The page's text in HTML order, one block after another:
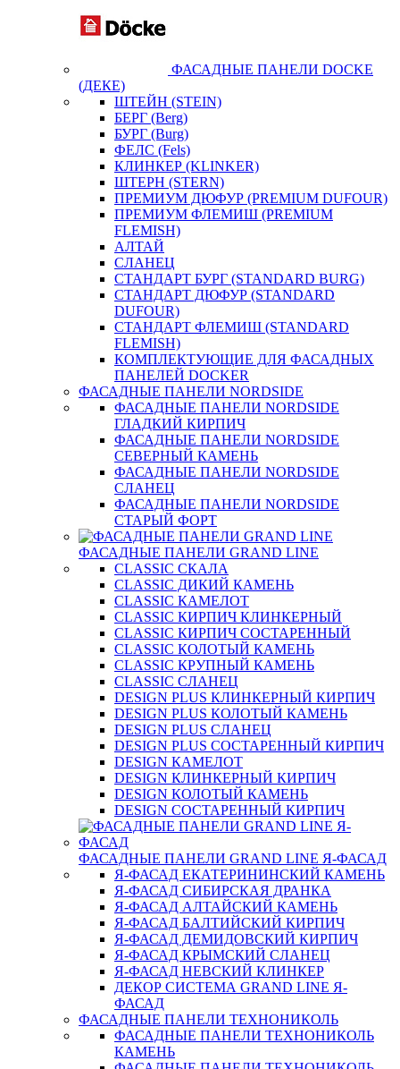
ФАСАДНЫЕ ПАНЕЛИ DOCKE
(ДЕКЕ)
ШТЕЙН (STEIN)
БЕРГ (Berg)
БУРГ (Burg)
ФЕЛС (Fels)
КЛИНКЕР (KLINKER)
ШТЕРН (STERN)
ПРЕМИУМ ДЮФУР (PREMIUM DUFOUR)
ПРЕМИУМ ФЛЕМИШ (PREMIUM
FLEMISH)
АЛТАЙ
СЛАНЕЦ
СТАНДАРТ БУРГ (STANDARD BURG)
СТАНДАРТ ДЮФУР (STANDARD
DUFOUR)
СТАНДАРТ ФЛЕМИШ (STANDARD
FLEMISH)
КОМПЛЕКТУЮЩИЕ ДЛЯ ФАСАДНЫХ
ПАНЕЛЕЙ DOCKER
ФАСАДНЫЕ ПАНЕЛИ NORDSIDE
ФАСАДНЫЕ ПАНЕЛИ NORDSIDE
ГЛАДКИЙ КИРПИЧ
ФАСАДНЫЕ ПАНЕЛИ NORDSIDE
СЕВЕРНЫЙ КАМЕНЬ
ФАСАДНЫЕ ПАНЕЛИ NORDSIDE
СЛАНЕЦ
ФАСАДНЫЕ ПАНЕЛИ NORDSIDE
СТАРЫЙ ФОРТ
ФАСАДНЫЕ ПАНЕЛИ GRAND LINE
CLASSIC СКАЛА
CLASSIC ДИКИЙ КАМЕНЬ
CLASSIC КАМЕЛОТ
CLASSIC КИРПИЧ КЛИНКЕРНЫЙ
CLASSIC КИРПИЧ СОСТАРЕННЫЙ
CLASSIC КОЛОТЫЙ КАМЕНЬ
CLASSIC КРУПНЫЙ КАМЕНЬ
CLASSIC СЛАНЕЦ
DESIGN PLUS КЛИНКЕРНЫЙ КИРПИЧ
DESIGN PLUS КОЛОТЫЙ КАМЕНЬ
DESIGN PLUS СЛАНЕЦ
DESIGN PLUS СОСТАРЕННЫЙ КИРПИЧ
DESIGN КАМЕЛОТ
DESIGN КЛИНКЕРНЫЙ КИРПИЧ
DESIGN КОЛОТЫЙ КАМЕНЬ
DESIGN СОСТАРЕННЫЙ КИРПИЧ
ФАСАДНЫЕ ПАНЕЛИ GRAND LINE Я-ФАСАД
Я-ФАСАД ЕКАТЕРИНИНСКИЙ КАМЕНЬ
Я-ФАСАД СИБИРСКАЯ ДРАНКА
Я-ФАСАД АЛТАЙСКИЙ КАМЕНЬ
Я-ФАСАД БАЛТИЙСКИЙ КИРПИЧ
Я-ФАСАД ДЕМИДОВСКИЙ КИРПИЧ
Я-ФАСАД КРЫМСКИЙ СЛАНЕЦ
Я-ФАСАД НЕВСКИЙ КЛИНКЕР
ДЕКОР СИСТЕМА GRAND LINE Я-
ФАСАД
ФАСАДНЫЕ ПАНЕЛИ ТЕХНОНИКОЛЬ
ФАСАДНЫЕ ПАНЕЛИ ТЕХНОНИКОЛЬ
КАМЕНЬ